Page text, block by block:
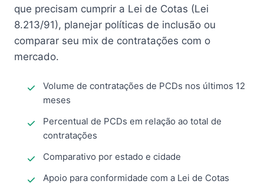
que precisam cumprir a Lei de Cotas (Lei
8.213/91), planejar políticas de inclusão ou
comparar seu mix de contratações com o
mercado.
Volume de contratações de PCDs nos últimos 12
meses
Percentual de PCDs em relação ao total de
contratações
Comparativo por estado e cidade
Apoio para conformidade com a Lei de Cotas